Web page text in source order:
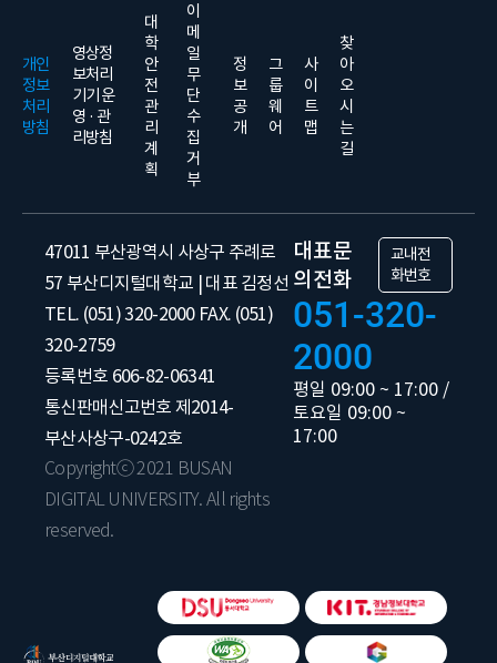
개인
정보
처리
방침
영상정
보처리
기기 운
영 · 관
리방침
대
학
안
전
관
리
계
획
이
메
일
무
단
수
집
거
부
정
보
공
개
그
룹
웨
어
사
이
트
맵
찾
아
오
시
는
길
47011 부산광역시 사상구 주례로
57 부산디지털대학교 | 대표 김정선
TEL. (051) 320-2000 FAX. (051)
320-2759
등록번호 606-82-06341
통신판매신고번호 제2014-
부산사상구-0242호
Copyrightⓒ 2021 BUSAN
DIGITAL UNIVERSITY. All rights
reserved.
대표문
의전화
교내전
화번호
051-320-
2000
평일 09:00 ~ 17:00 /
토요일 09:00 ~
17:00